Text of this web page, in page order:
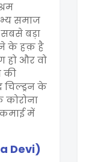
समाज
बड़ा
के हक़ है
हो और वो
की
चिल्ड्रन के
कोरोना
कमाई में
Devi)